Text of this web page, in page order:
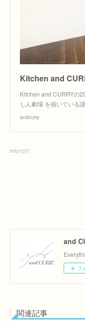
Kitchen and CURRYの
しん劇場 を描いている
andcurry
info(157)
and
フ
関連記事